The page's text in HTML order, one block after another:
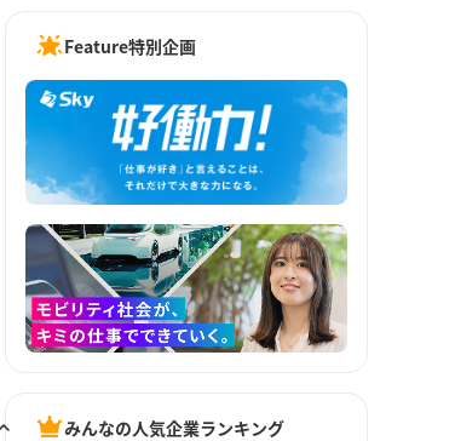
Feature特別企画
みんなの人気企業ランキング